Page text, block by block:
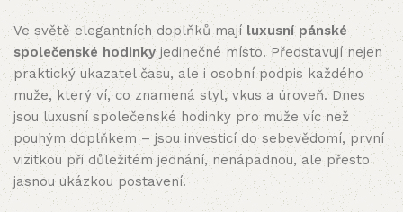
Ve světě elegantních doplňků mají luxusní pánské
společenské hodinkyjedinečné místo. Představují nejen
praktický ukazatel času, ale i osobní podpis každého
muže, který ví, co znamená styl, vkus a úroveň. Dnes
jsou luxusní společenské hodinky pro muže víc než
pouhým doplňkem – jsou investicí do sebevědomí, první
vizitkou při důležitém jednání, nenápadnou, ale přesto
jasnou ukázkou postavení.